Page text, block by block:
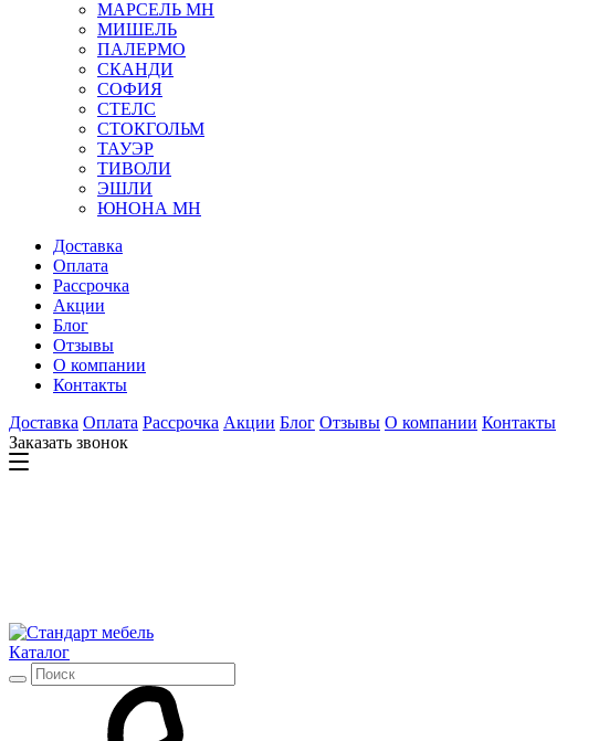
МАРСЕЛЬ МН
МИШЕЛЬ
ПАЛЕРМО
СКАНДИ
СОФИЯ
СТЕЛС
СТОКГОЛЬМ
ТАУЭР
ТИВОЛИ
ЭШЛИ
ЮНОНА МН
Доставка
Оплата
Рассрочка
Акции
Блог
Отзывы
О компании
Контакты
Доставка Оплата Рассрочка Акции Блог Отзывы О компании Контакты
Заказать звонок
Каталог